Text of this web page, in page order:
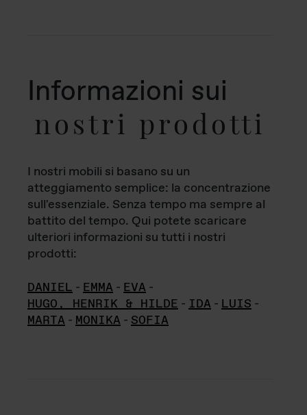
Informazioni sui
nostri prodotti
I nostri mobili si basano su un
atteggiamento semplice: la concentrazione
sull'essenziale. Senza tempo ma sempre al
battito del tempo. Qui potete scaricare
ulteriori informazioni su tutti i nostri
prodotti:
DANIEL - EMMA - EVA -
HUGO, HENRIK & HILDE - IDA - LUIS -
MARTA - MONIKA - SOFIA